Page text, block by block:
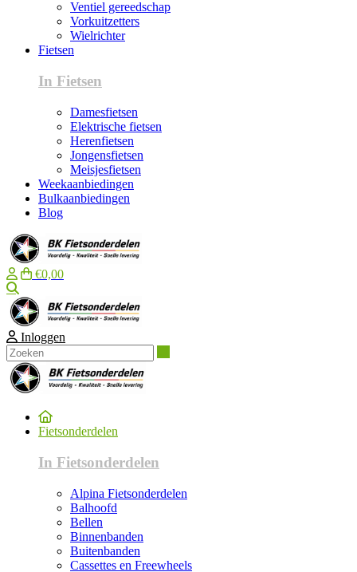
Ventiel gereedschap
Vorkuitzetters
Wielrichter
Fietsen
In Fietsen
Damesfietsen
Elektrische fietsen
Herenfietsen
Jongensfietsen
Meisjesfietsen
Weekaanbiedingen
Bulkaanbiedingen
Blog
€0,00
Inloggen
Fietsonderdelen
In Fietsonderdelen
Alpina Fietsonderdelen
Balhoofd
Bellen
Binnenbanden
Buitenbanden
Cassettes en Freewheels